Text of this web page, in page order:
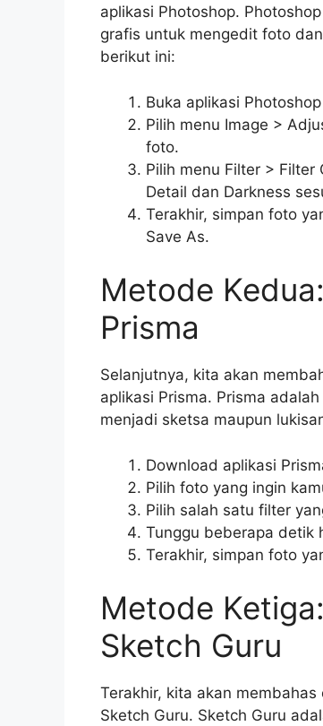
aplikasi Photoshop.
grafis untuk mengedit foto
berikut ini:
Buka aplikasi
Pilih menu Image >
foto.
Pilih menu Filter > Filter
Detail dan Darkness
Terakhir, simpan foto
Save As.
Metode
Prisma
Selanjutnya, kita akan
aplikasi Prisma. Prisma
menjadi sketsa maupun
Download aplikasi
Pilih foto yang ingin
Pilih salah satu filter
Tunggu beberapa detik
Terakhir, simpan foto
Metode
Sketch Guru
Terakhir, kita akan
Sketch Guru. Sketch Guru